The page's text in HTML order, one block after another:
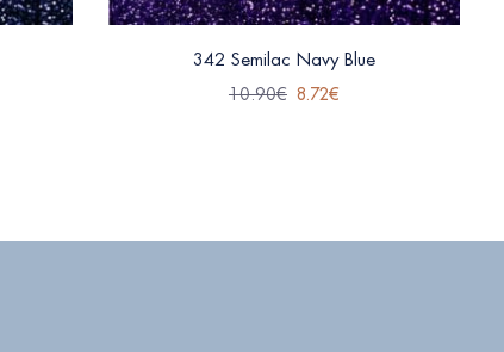
342 Semilac Navy Blue
10.90€ 8.72€